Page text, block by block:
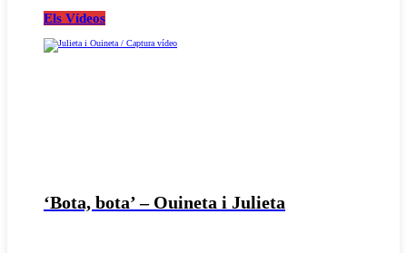
Els Vídeos
‘Bota, bota’ – Ouineta i Julieta